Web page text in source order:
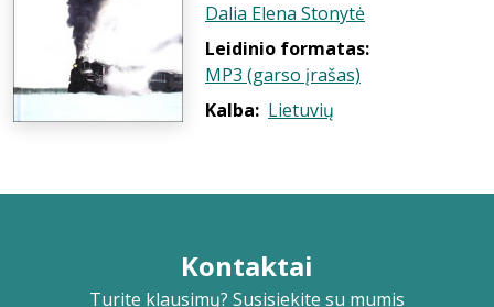
Dalia Elena Stonytė
Leidinio formatas:
MP3 (garso įrašas)
Kalba: Lietuvių
Kontaktai
Turite klausimų? Susisiekite su mumis